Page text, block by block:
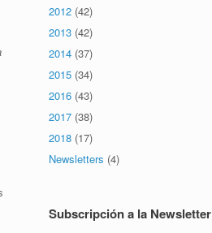
2012 (42)
2013 (42)
2014 (37)
2015 (34)
2016 (43)
2017 (38)
2018 (17)
Newsletters (4)
Subscripción a la Newsletter